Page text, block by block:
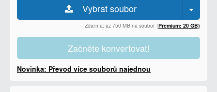
Vybrat soubor
Zdarma: až 750 MB na soubor (Premium: 20 GB)
Začněte konvertovat!
Novinka: Převod více souborů najednou